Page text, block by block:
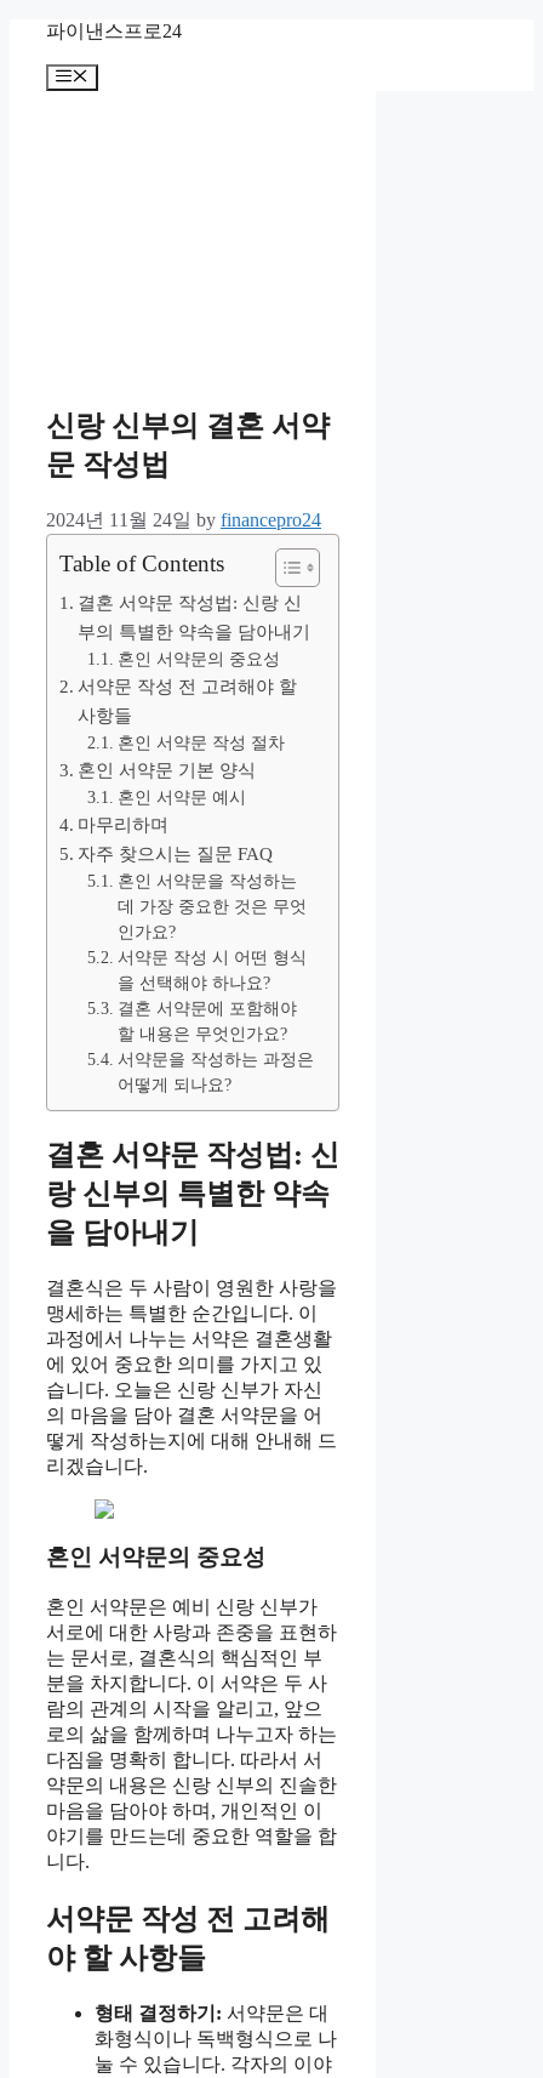
content
파이낸스프로24
Menu
신랑 신부의 결혼 서약
문 작성법
2024년 11월 24일 by financepro24
Table of Contents
결혼 서약문 작성법: 신랑 신
부의 특별한 약속을 담아내기
혼인 서약문의 중요성
서약문 작성 전 고려해야 할
사항들
혼인 서약문 작성 절차
혼인 서약문 기본 양식
혼인 서약문 예시
마무리하며
자주 찾으시는 질문 FAQ
혼인 서약문을 작성하는
데 가장 중요한 것은 무엇
인가요?
서약문 작성 시 어떤 형식
을 선택해야 하나요?
결혼 서약문에 포함해야
할 내용은 무엇인가요?
서약문을 작성하는 과정은
어떻게 되나요?
결혼 서약문 작성법: 신
랑 신부의 특별한 약속
을 담아내기
결혼식은 두 사람이 영원한 사랑을
맹세하는 특별한 순간입니다. 이
과정에서 나누는 서약은 결혼생활
에 있어 중요한 의미를 가지고 있
습니다. 오늘은 신랑 신부가 자신
의 마음을 담아 결혼 서약문을 어
떻게 작성하는지에 대해 안내해 드
리겠습니다.
혼인 서약문의 중요성
혼인 서약문은 예비 신랑 신부가
서로에 대한 사랑과 존중을 표현하
는 문서로, 결혼식의 핵심적인 부
분을 차지합니다. 이 서약은 두 사
람의 관계의 시작을 알리고, 앞으
로의 삶을 함께하며 나누고자 하는
다짐을 명확히 합니다. 따라서 서
약문의 내용은 신랑 신부의 진솔한
마음을 담아야 하며, 개인적인 이
야기를 만드는데 중요한 역할을 합
니다.
서약문 작성 전 고려해
야 할 사항들
형태 결정하기: 서약문은 대
화형식이나 독백형식으로 나
눌 수 있습니다. 각자의 이야